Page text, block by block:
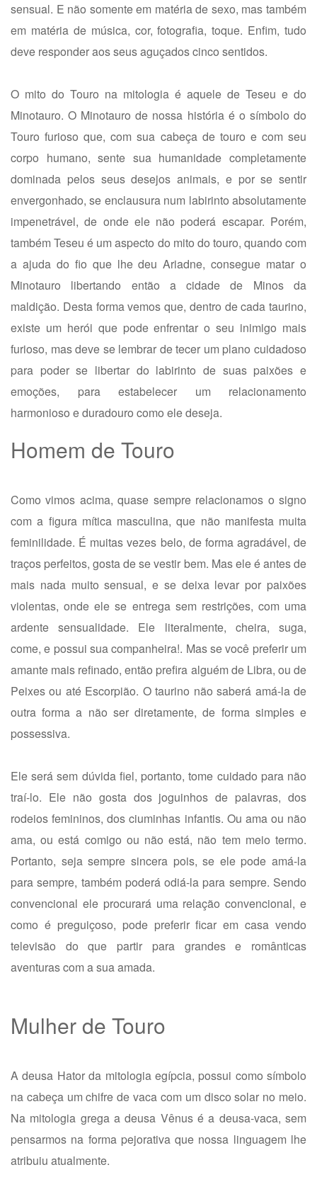
sensual. E não somente em matéria de sexo, mas também
em matéria de música, cor, fotografia, toque. Enfim, tudo
deve responder aos seus aguçados cinco sentidos.
O mito do Touro na mitologia é aquele de Teseu e do
Minotauro. O Minotauro de nossa história é o símbolo do
Touro furioso que, com sua cabeça de touro e com seu
corpo humano, sente sua humanidade completamente
dominada pelos seus desejos animais, e por se sentir
envergonhado, se enclausura num labirinto absolutamente
impenetrável, de onde ele não poderá escapar. Porém,
também Teseu é um aspecto do mito do touro, quando com
a ajuda do fio que lhe deu Ariadne, consegue matar o
Minotauro libertando então a cidade de Minos da
maldição. Desta forma vemos que, dentro de cada taurino,
existe um herói que pode enfrentar o seu inimigo mais
furioso, mas deve se lembrar de tecer um plano cuidadoso
para poder se libertar do labirinto de suas paixões e
emoções, para estabelecer um relacionamento
harmonioso e duradouro como ele deseja.
Homem de Touro
Como vimos acima, quase sempre relacionamos o signo
com a figura mítica masculina, que não manifesta muita
feminilidade. É muitas vezes belo, de forma agradável, de
traços perfeitos, gosta de se vestir bem. Mas ele é antes de
mais nada muito sensual, e se deixa levar por paixões
violentas, onde ele se entrega sem restrições, com uma
ardente sensualidade. Ele literalmente, cheira, suga,
come, e possui sua companheira!. Mas se você preferir um
amante mais refinado, então prefira alguém de Libra, ou de
Peixes ou até Escorpião. O taurino não saberá amá-la de
outra forma a não ser diretamente, de forma simples e
possessiva.
Ele será sem dúvida fiel, portanto, tome cuidado para não
traí-lo. Ele não gosta dos joguinhos de palavras, dos
rodeios femininos, dos ciuminhas infantis. Ou ama ou não
ama, ou está comigo ou não está, não tem meio termo.
Portanto, seja sempre sincera pois, se ele pode amá-la
para sempre, também poderá odiá-la para sempre. Sendo
convencional ele procurará uma relação convencional, e
como é preguiçoso, pode preferir ficar em casa vendo
televisão do que partir para grandes e românticas
aventuras com a sua amada.
Mulher de Touro
A deusa Hator da mitologia egípcia, possui como símbolo
na cabeça um chifre de vaca com um disco solar no meio.
Na mitologia grega a deusa Vênus é a deusa-vaca, sem
pensarmos na forma pejorativa que nossa linguagem lhe
atribuiu atualmente.